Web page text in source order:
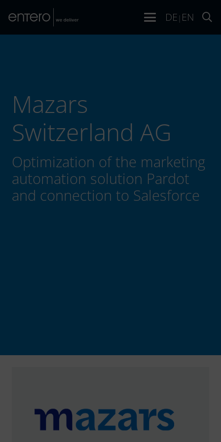
DE | EN
Mazars
Switzerland AG
Optimization of the marketing
automation solution Pardot
and connection to Salesforce